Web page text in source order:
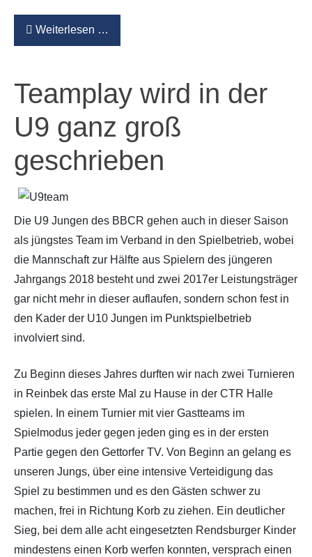
Weiterlesen …
Teamplay wird in der
U9 ganz groß
geschrieben
Die U9 Jungen des BBCR gehen auch in dieser Saison
als jüngstes Team im Verband in den Spielbetrieb, wobei
die Mannschaft zur Hälfte aus Spielern des jüngeren
Jahrgangs 2018 besteht und zwei 2017er Leistungsträger
gar nicht mehr in dieser auflaufen, sondern schon fest in
den Kader der U10 Jungen im Punktspielbetrieb
involviert sind.
Zu Beginn dieses Jahres durften wir nach zwei Turnieren
in Reinbek das erste Mal zu Hause in der CTR Halle
spielen. In einem Turnier mit vier Gastteams im
Spielmodus jeder gegen jeden ging es in der ersten
Partie gegen den Gettorfer TV. Von Beginn an gelang es
unseren Jungs, über eine intensive Verteidigung das
Spiel zu bestimmen und es den Gästen schwer zu
machen, frei in Richtung Korb zu ziehen. Ein deutlicher
Sieg, bei dem alle acht eingesetzten Rendsburger Kinder
mindestens einen Korb werfen konnten, versprach einen